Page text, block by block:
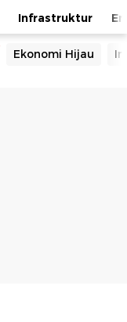
Infrastruktur
Ekonomi Hijau